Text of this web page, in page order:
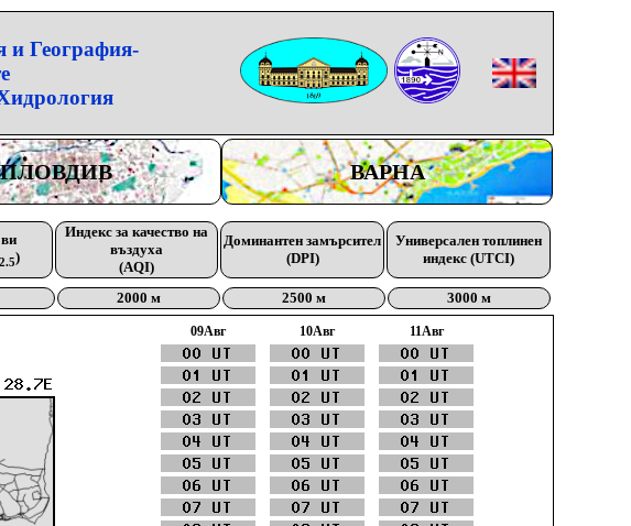
и География-
ПЛОВДИВ ВАРНА
2.5)
Индекс за качество на
въздуха
(AQI)
Доминантен замърсител
(DPI)
Универсален топлинен
индекс (UTCI)
2000 м 2500 м 3000 м
09Aвг 10Aвг 11Aвг